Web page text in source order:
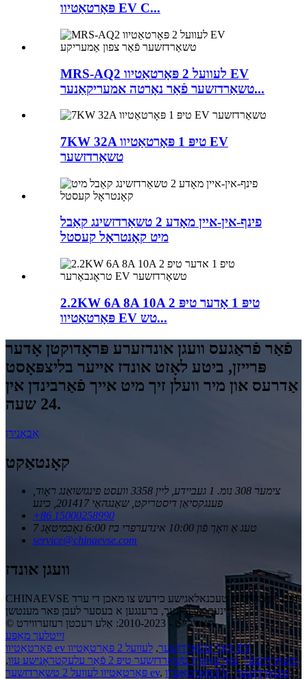
פּאָרטאַטיוו EV C...
MRS-AQ2 לעוועל 2 פּאָרטאַטיוו EV
טשאַרדזשער פֿאַר נאָרטה אמעריקאַנער...
7KW 32A טיפּ 1 פּאָרטאַטיוו EV
טשאַרדזשער
פינף-אין-איין מאָדע 2 טשאַרדזשינג קאַבל
מיט קאָנטראָל קעסטל
2.2KW 6A 8A 10A טיפּ 1 אָדער טיפּ 2
פּאָרטאַטיוו EV טש...
פֿאַר פֿראַגעס וועגן אונדזערע פּראָדוקטן אָדער
פּרייזן, ביטע לאָזט אונדז אייער בליצפּאָסט
אַדרעס און מיר וועלן זיך מיט אייך פֿאַרבינדן אין
24 שעה.
אַבאָנירן
קאָנטאַקט
צימער 308 נומ. 1 געביידע, ליין 3358 וועסט פינגזשואַנג ראָוד,
פענגקסיאַן דיסטריקט, שאַנגהאַי 201417, כינע
+86 15000258990
7 טעג אַ וואָך פֿון 10:00 אינדערפרי ביז 6:00 נאָכמיטאָג
service@chinaevse.com
וועגן אונדז
CHINAEVSE וועט זיין מחויב צו טעכנאלאגישע כידעש צו מאכן די ערד
ריינער און גרינער, ברענגען א בעסער לעבן פאר מענטשן!
© קאַפּירייט - 2010-2023: אַלע רעכטן רעזערווירט.
זייטלעך מאַפּע
פּאָרטאַטיוו ev קאַר טשאַרדזשער,
לעוועל 2 פּאָרטאַטיוו EV
טשאַרדזשער,פּאָרטאַטיוו טשאַרדזשער טיפּ 2 פֿאַר עלעקטראָנישע עוו
,
פּאָרטאַטיוו לעוועל 2 טשאַרדזשער ev, פּאָרטאַטיוו EV טשאַרדזשער,